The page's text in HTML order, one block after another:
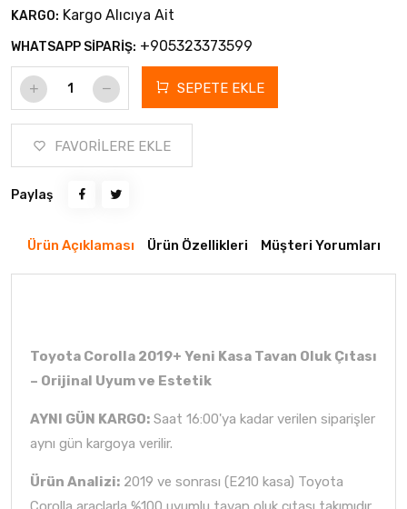
KARGO: Kargo Alıcıya Ait
WHATSAPP SİPARİŞ: +905323373599
SEPETE EKLE
FAVORİLERE EKLE
Paylaş
Ürün Açıklaması Ürün Özellikleri Müşteri Yorumları
Toyota Corolla 2019+ Yeni Kasa Tavan Oluk Çıtası
– Orijinal Uyum ve Estetik
AYNI GÜN KARGO: Saat 16:00'ya kadar verilen siparişler
aynı gün kargoya verilir.
Ürün Analizi: 2019 ve sonrası (E210 kasa) Toyota